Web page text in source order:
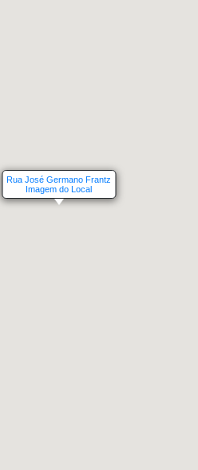
Rua José Germano Frantz
Imagem do Local